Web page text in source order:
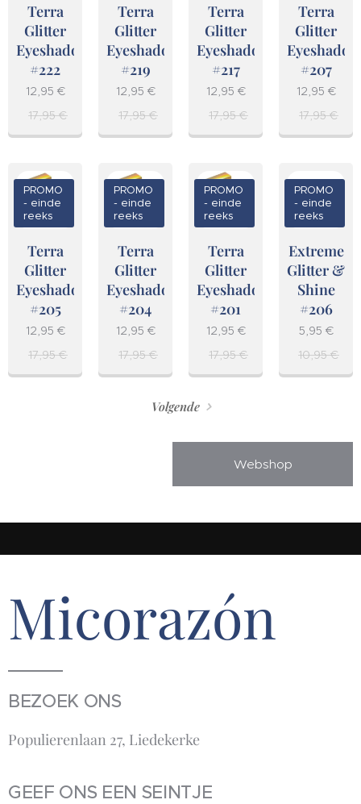
Terra
Glitter
Eyeshadow
#222
12,95 €
17,95€
Terra
Glitter
Eyeshadow
#219
12,95 €
17,95€
Terra
Glitter
Eyeshadow
#217
12,95 €
17,95€
Terra
Glitter
Eyeshadow
#207
12,95 €
17,95€
Terra
Glitter
Eyeshadow
#205
PROMO
- einde
reeks
12,95 €
17,95€
Terra
Glitter
Eyeshadow
#204
PROMO
- einde
reeks
12,95 €
17,95€
Terra
Glitter
Eyeshadow
#201
PROMO
- einde
reeks
12,95 €
17,95€
Extreme
Glitter &
Shine
#206
PROMO
- einde
reeks
5,95 €
10,95€
Volgende
Webshop
Micorazón
BEZOEK ONS
Populierenlaan 27, Liedekerke
GEEF ONS EEN SEINTJE